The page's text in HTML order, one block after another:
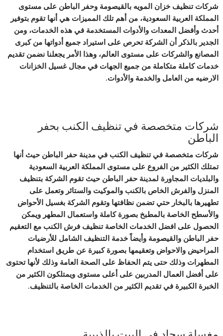
شركات تنظيف خزان المويه بالقيصومة وحفر الباطن على مستوى
المملكة العربية السعودية، من أهم تلك المميزات هي أنها تقوم بتوفير
أحدث وأفضل المعدات والأدوات المستخدمة في هذه الخدمات، ومن
الجدير بالذكر أن الشركة تحرص على استيراد جميع أدواتها من كبرى
المصانع والشركات على مستوى العالم، وهذا الأمر يجعلنا نضمن تقديم
خدمات كاملة متكاملة من جميع الجهات في مجال غسيل الخزانات
الارضيه من العامل والخدمة والأدوات.
شركات متخصصة في تنظيف الكنب بحفر
الباطن
شركات متخصصة في تنظيف الكنب في مدينة حفر الباطن حيث أنها
تمتلك الكثير من الفروع على مستوى المملكة العربية السعودية
والبلديات المجاورة لمدينة حفر الباطن حيث تقوم الشركة بتنظيف
المنزل والفرش الخاص بالكنب والموكيت والستائر وتعمل على
تطهيرها بالبخار حتي تضمن نظافتها وتقوم الشركة بغسيل الأحواض
والأسطح الخاصة بالمطبخ بصورة كاملة واستعمال المطهر ويمكن
الحصول على افضل الخدمات الخاصة تنظيف فرش الكنب مع التعقيم
حفر الباطن‎ والقيصومة وأيضاً خدمة التنظيف الشامل للأرضيات
المراحيض والاحواض وتعقيمها بصورة كبيرة عن طريق استخدام
المطهرات وذلك حتى يتم الحفاظ على الصحة العامة وذلك لأنها تحتوى
على أفضل العمال المدربين على أعلى مستوى ويمتلكون الكثير من
الخبرة الكبيرة في تقديم الكثير من الخدمات الخاصة بالتنظيف.